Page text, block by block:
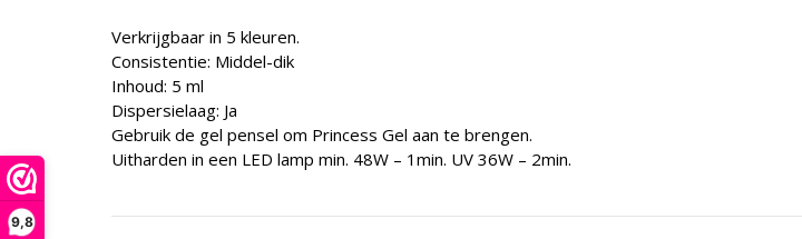
9,8
Verkrijgbaar in 5 kleuren.
Consistentie: Middel-dik
Inhoud: 5 ml
Dispersielaag: Ja
Gebruik de gel pensel om Princess Gel aan te brengen.
Uitharden in een LED lamp min. 48W – 1min. UV 36W – 2min.